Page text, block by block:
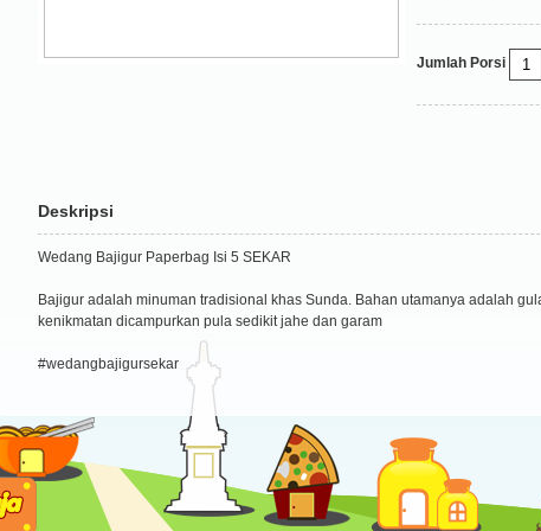
Jumlah Porsi
Deskripsi
Wedang Bajigur Paperbag Isi 5 SEKAR
Bajigur adalah minuman tradisional khas Sunda. Bahan utamanya adalah
kenikmatan dicampurkan pula sedikit jahe dan garam
#wedangbajigursekar